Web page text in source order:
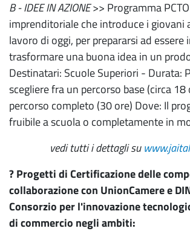
B - IDEE IN AZIONE>> Programma
imprenditoriale che introduce i giovani
lavoro di oggi, per prepararsi ad
trasformare una buona idea in un
Destinatari: Scuole Superiori - Durata:
scegliere fra un percorso base (circa 18
percorso completo (30 ore) Dove: Il
fruibile a scuola o completamente in
vedi tutti i dettagli su
? Progetti di Certificazione delle
collaborazione con UnionCamere e
Consorzio per l'innovazione
di commercio negli ambiti: